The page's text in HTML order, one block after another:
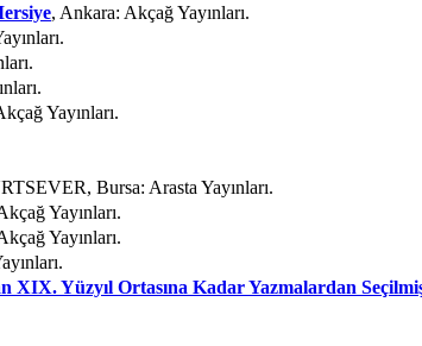
, Ankara: Akçağ Yayınları.
Yayınları.
Bursa: Arasta Yayınları.
Yayınları.
Yayınları.
XIX. Yüzyıl Ortasına Kadar Yazmalardan